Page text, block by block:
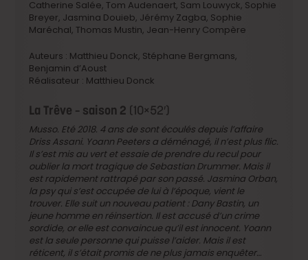
Catherine Salée, Tom Audenaert, Sam Louwyck, Sophie
Breyer, Jasmina Douieb, Jérémy Zagba, Sophie
Maréchal, Thomas Mustin, Jean-Henry Compère
Auteurs : Matthieu Donck, Stéphane Bergmans,
Benjamin d’Aoust
Réalisateur : Matthieu Donck
La Trêve – saison 2 (10×52′)
Musso. Eté 2018. 4 ans de sont écoulés depuis l’affaire
Driss Assani. Yoann Peeters a déménagé, il n’est plus flic.
Il s’est mis au vert et essaie de prendre du recul pour
oublier la mort tragique de Sebastian Drummer. Mais il
est rapidement rattrapé par son passé. Jasmina Orban,
la psy qui s’est occupée de lui à l’époque, vient le
trouver. Elle suit un nouveau patient : Dany Bastin, un
jeune homme en réinsertion. Il est accusé d’un crime
sordide, or elle est convaincue qu’il est innocent. Yoann
est la seule personne qui puisse l’aider. Mais il est
réticent, il s’était promis de ne plus jamais enquêter…